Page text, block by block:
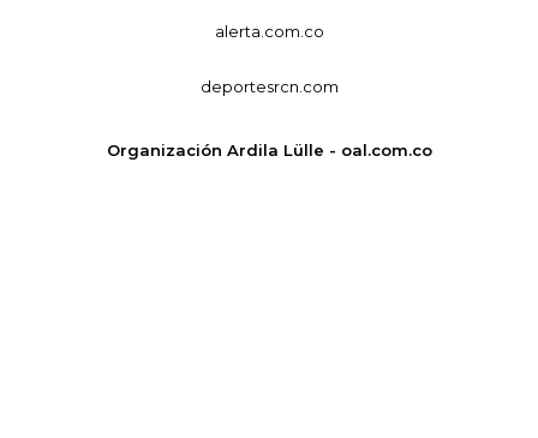
alerta.com.co
deportesrcn.com
Organización Ardila Lülle - oal.com.co